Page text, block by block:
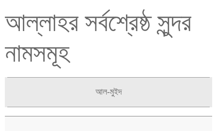
আল্লাহর সর্বশ্রেষ্ঠ সুন্দর
নামসমূহ
আল-মুইদ